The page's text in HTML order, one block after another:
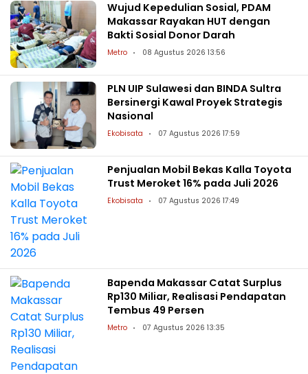
Wujud Kepedulian Sosial, PDAM
Makassar Rayakan HUT dengan
Bakti Sosial Donor Darah
Metro 08 Agustus 2026 13:56
PLN UIP Sulawesi dan BINDA Sultra
Bersinergi Kawal Proyek Strategis
Nasional
Ekobisata 07 Agustus 2026 17:59
Penjualan Mobil Bekas Kalla Toyota
Trust Meroket 16% pada Juli 2026
Ekobisata 07 Agustus 2026 17:49
Bapenda Makassar Catat Surplus
Rp130 Miliar, Realisasi Pendapatan
Tembus 49 Persen
Metro 07 Agustus 2026 13:35